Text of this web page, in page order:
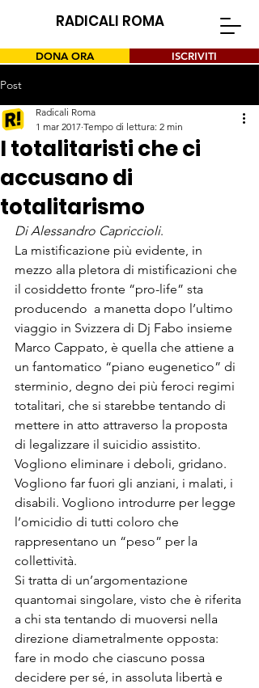
RADICALI ROMA
DONA ORA ISCRIVITI
Post
I totalitaristi che ci
accusano di
totalitarismo
Radicali Roma
1 mar 2017 Tempo di lettura: 2 min
Di Alessandro Capriccioli.
La mistificazione più evidente, in
mezzo alla pletora di mistificazioni che
il cosiddetto fronte “pro-life” sta
producendo  a manetta dopo l’ultimo
viaggio in Svizzera di Dj Fabo insieme
Marco Cappato, è quella che attiene a
un fantomatico “piano eugenetico” di
sterminio, degno dei più feroci regimi
totalitari, che si starebbe tentando di
mettere in atto attraverso la proposta
di legalizzare il suicidio assistito.
Vogliono eliminare i deboli, gridano.
Vogliono far fuori gli anziani, i malati, i
disabili. Vogliono introdurre per legge
l’omicidio di tutti coloro che
rappresentano un “peso” per la
collettività.
Si tratta di un’argomentazione
quantomai singolare, visto che è riferita
a chi sta tentando di muoversi nella
direzione diametralmente opposta:
fare in modo che ciascuno possa
decidere per sé, in assoluta libertà e